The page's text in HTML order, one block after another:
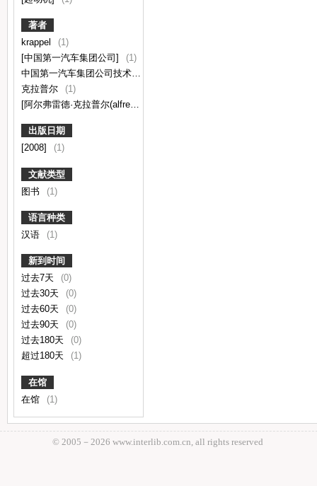
著者
krappel
(1)
[中国第一汽车集团公司]
(1)
中国第一汽车集团公司技术中心译
克拉普尔
(1)
[阿尔弗雷德·克拉普尔(alfred krappel)等编]
出版日期
[2008]
(1)
文献类型
图书
(1)
语言种类
汉语
(1)
新到时间
过去7天
(0)
过去30天
(0)
过去60天
(0)
过去90天
(0)
过去180天
(0)
超过180天
(1)
在馆
在馆
(1)
© 2005－ 2026 www.interlib.com.cn, all rights reserved